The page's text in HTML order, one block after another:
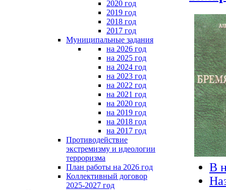
2020 год
2019 год
2018 год
2017 год
Муниципальные задания
на 2026 год
на 2025 год
на 2024 год
на 2023 год
на 2022 год
на 2021 год
на 2020 год
на 2019 год
на 2018 год
на 2017 год
Противодействие
экстремизму и идеологии
терроризма
План работы на 2026 год
Коллективный договор
2025-2027 год
В